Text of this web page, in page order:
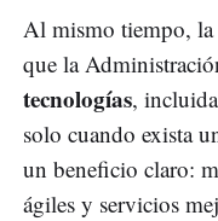
Al mismo tiempo, la
que la
tecnologías,
solo cuando exista
un beneficio claro:
ágiles y servicios